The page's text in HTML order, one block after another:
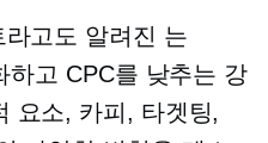
고도 알려진 는
하고 CPC를 낮추는 강
요소, 카피, 타겟팅,